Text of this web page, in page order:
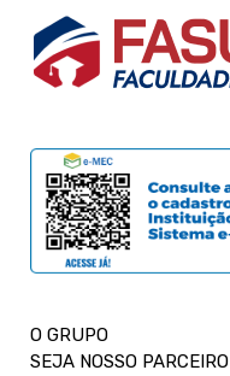
O GRUPO
SEJA NOSSO PARCEIRO